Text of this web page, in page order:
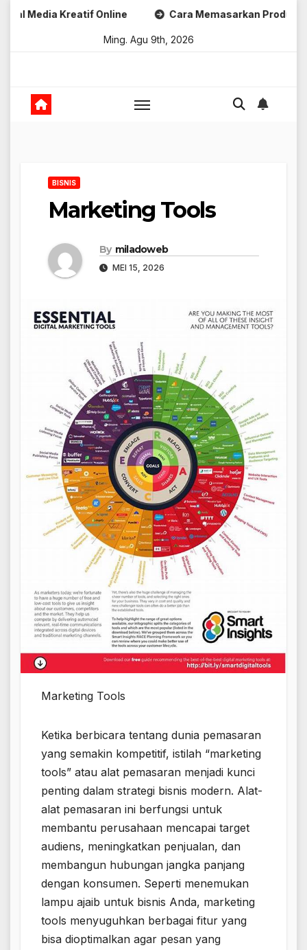
Skip
Online Cara Memasarkan Produk Digital
Ming. Agu 9th, 2026
BISNIS
Marketing Tools
By miladoweb
MEI 15, 2026
Marketing Tools
Ketika berbicara tentang dunia pemasaran
yang semakin kompetitif, istilah “marketing
tools” atau alat pemasaran menjadi kunci
penting dalam strategi bisnis modern. Alat-
alat pemasaran ini berfungsi untuk
membantu perusahaan mencapai target
audiens, meningkatkan penjualan, dan
membangun hubungan jangka panjang
dengan konsumen. Seperti menemukan
lampu ajaib untuk bisnis Anda, marketing
tools menyuguhkan berbagai fitur yang
bisa dioptimalkan agar pesan yang